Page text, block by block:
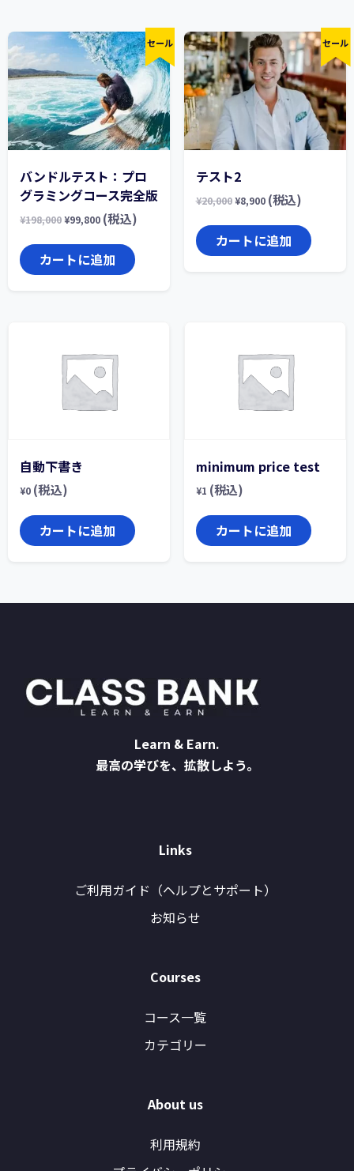
セール
バンドルテスト：プロ
グラミングコース完全版
¥198,000¥99,800 (税込)
カートに追加
セール
テスト2
¥20,000 ¥8,900 (税込)
カートに追加
自動下書き
¥0 (税込)
カートに追加
minimum price test
¥1 (税込)
カートに追加
Learn & Earn.
最高の学びを、拡散しよう。
Links
ご利用ガイド（ヘルプとサポート）
お知らせ
Courses
コース一覧
カテゴリー
About us
利用規約